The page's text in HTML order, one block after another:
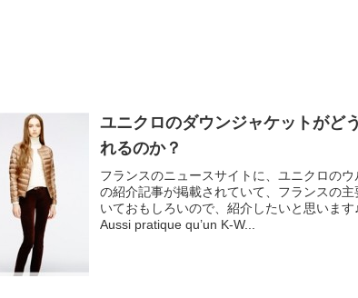
ユニクロのダウンジャケットがど
れるのか？
フランスのニュースサイトに、ユニクロの
の紹介記事が掲載されていて、フランスの
いておもしろいので、紹介したいと思います
Aussi pratique qu’un K-W...